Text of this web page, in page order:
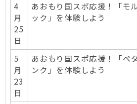
4
月
25
日
あおもり国スポ応援！「モ
ック」を体験しよう
5
月
23
日
あおもり国スポ応援！「ペタ
ンク」を体験しよう